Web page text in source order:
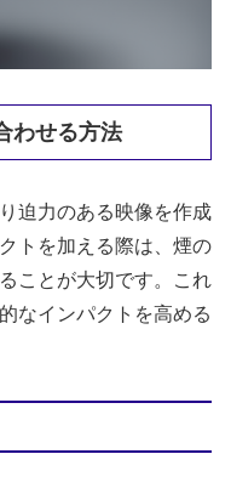
わせる方法
迫力のある映像を作成
トを加える際は、煙の
ことが大切です。これ
なインパクトを高める